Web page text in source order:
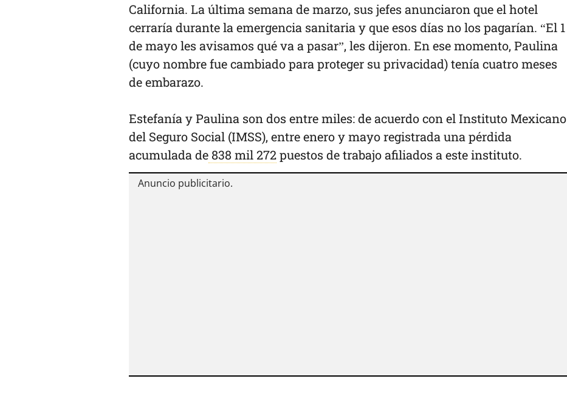
California. La última semana de marzo, sus jefes anunciaron que el hotel
cerraría durante la emergencia sanitaria y que esos días no los pagarían. “El 1
de mayo les avisamos qué va a pasar”, les dijeron. En ese momento, Paulina
(cuyo nombre fue cambiado para proteger su privacidad) tenía cuatro meses
de embarazo.
Estefanía y Paulina son dos entre miles: de acuerdo con el Instituto Mexicano
del Seguro Social (IMSS), entre enero y mayo registrada una pérdida
acumulada de 838 mil 272puestos de trabajo afiliados a este instituto.